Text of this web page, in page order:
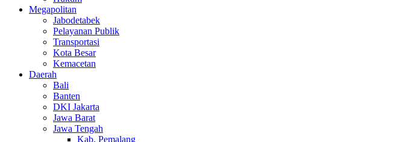
Megapolitan
Jabodetabek
Pelayanan Publik
Transportasi
Kota Besar
Kemacetan
Daerah
Bali
Banten
DKI Jakarta
Jawa Barat
Jawa Tengah
Kab. Pemalang